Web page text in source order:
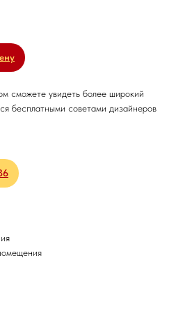
сможете увидеть более широкий
бесплатными советами дизайнеров